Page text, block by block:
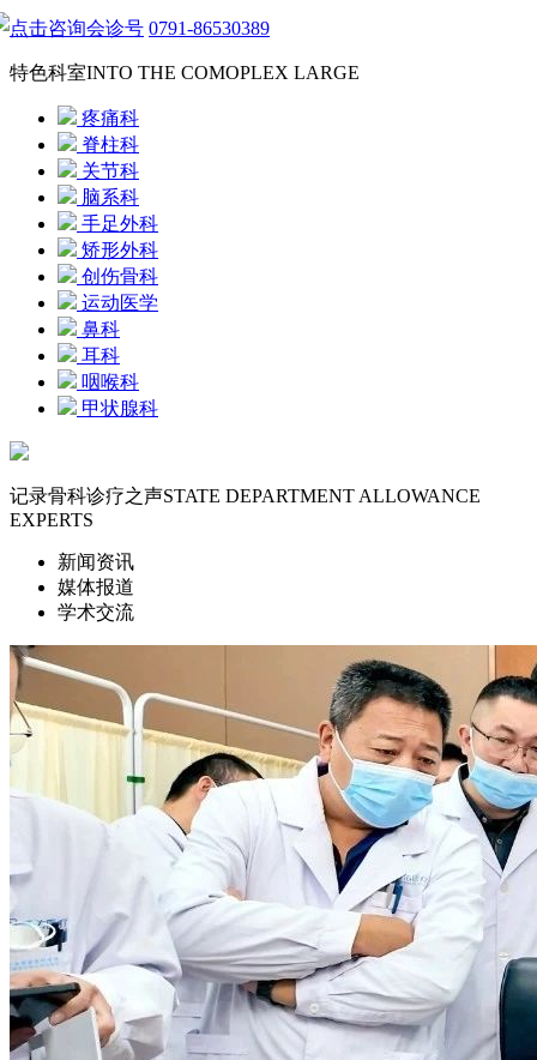
点击咨询会诊号 0791-86530389
特色科室INTO THE COMOPLEX LARGE
疼痛科
脊柱科
关节科
脑系科
手足外科
矫形外科
创伤骨科
运动医学
鼻科
耳科
咽喉科
甲状腺科
记录骨科诊疗之声STATE DEPARTMENT ALLOWANCE
EXPERTS
新闻资讯
媒体报道
学术交流